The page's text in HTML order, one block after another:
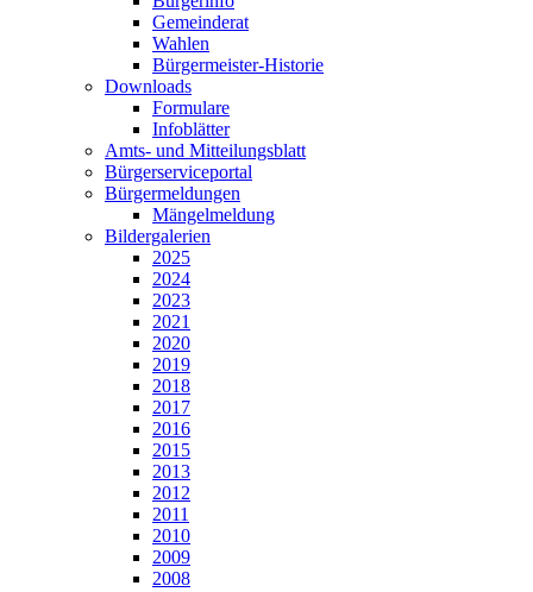
Gemeinderat
Wahlen
Bürgermeister-Historie
Downloads
Formulare
Infoblätter
Amts- und Mitteilungsblatt
Bürgerserviceportal
Bürgermeldungen
Mängelmeldung
Bildergalerien
2025
2024
2023
2021
2020
2019
2018
2017
2016
2015
2013
2012
2011
2010
2009
2008